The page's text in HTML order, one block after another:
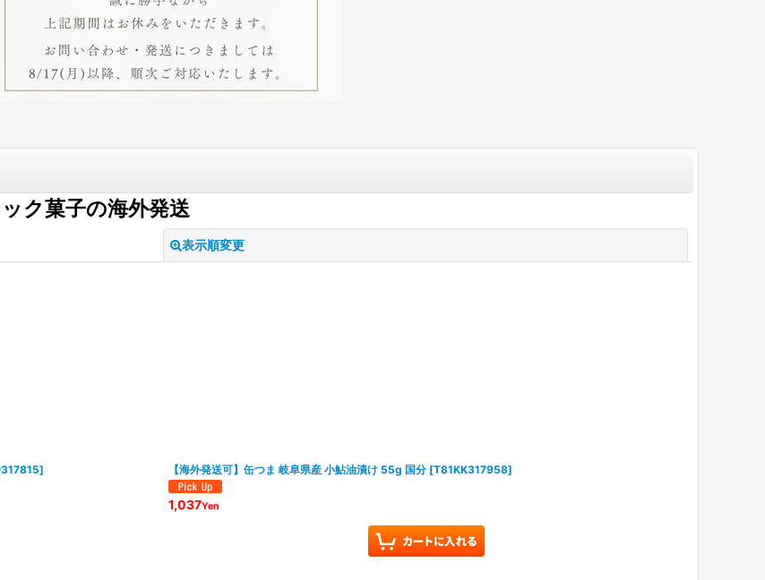
ク菓子の海外発送
表示順変更
] 【海外発送可】缶つま 岐阜県産 小鮎油漬け 55g 国分 [T81KK317958]
1,037Yen